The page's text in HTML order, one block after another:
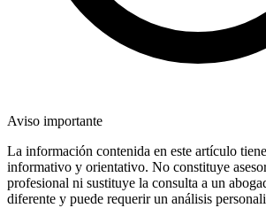
Aviso importante
La información contenida en este artículo
informativo y orientativo. No constituye
profesional ni sustituye la consulta a un
diferente y puede requerir un análisis